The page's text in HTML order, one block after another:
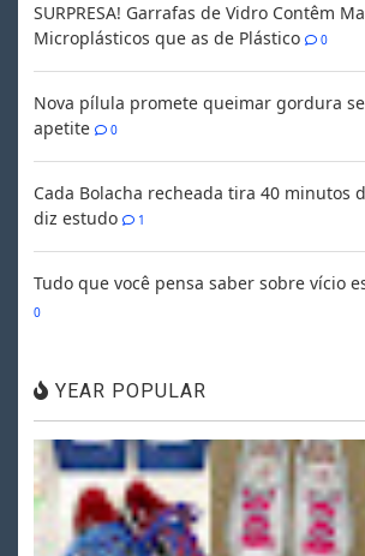
SURPRESA! Garrafas de Vidro Contêm
Microplásticos que as de Plástico
0
Nova pílula promete queimar gordura
apetite
0
Cada Bolacha recheada tira 40 minutos
diz estudo
1
Tudo que você pensa saber sobre vício
0
YEAR POPULAR